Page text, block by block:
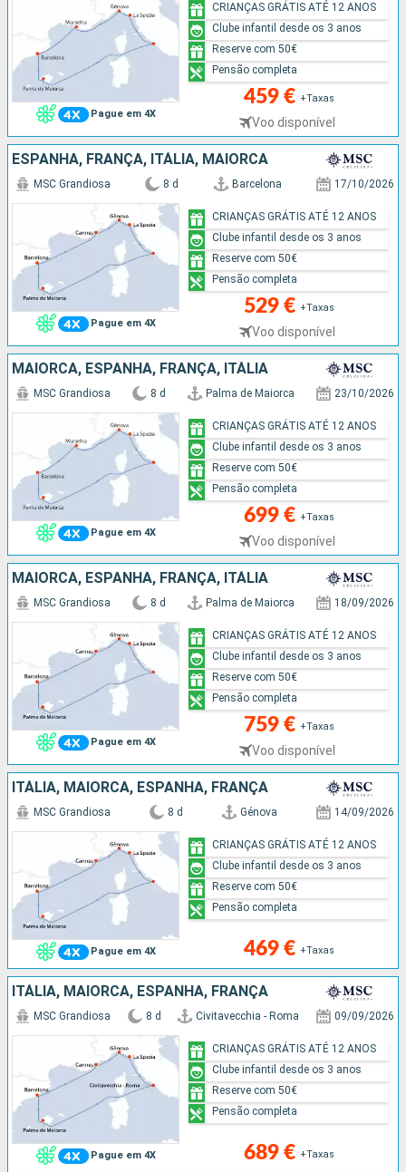
Pague em 4X
459 € +Taxas
Voo disponível
CRIANÇAS GRÁTIS ATÉ 12 ANOS
Clube infantil desde os 3 anos
Reserve com 50€
Pensão completa
ESPANHA, FRANÇA, ITÁLIA, MAIORCA
Pague em 4X
MSC Grandiosa 8 d Barcelona 17/10/2026
529 € +Taxas
Voo disponível
CRIANÇAS GRÁTIS ATÉ 12 ANOS
Clube infantil desde os 3 anos
Reserve com 50€
Pensão completa
MAIORCA, ESPANHA, FRANÇA, ITÁLIA
Pague em 4X
MSC Grandiosa 8 d Palma de Maiorca 23/10/2026
699 € +Taxas
Voo disponível
CRIANÇAS GRÁTIS ATÉ 12 ANOS
Clube infantil desde os 3 anos
Reserve com 50€
Pensão completa
MAIORCA, ESPANHA, FRANÇA, ITÁLIA
Pague em 4X
MSC Grandiosa 8 d Palma de Maiorca 18/09/2026
759 € +Taxas
Voo disponível
CRIANÇAS GRÁTIS ATÉ 12 ANOS
Clube infantil desde os 3 anos
Reserve com 50€
Pensão completa
ITÁLIA, MAIORCA, ESPANHA, FRANÇA
Pague em 4X
MSC Grandiosa 8 d Génova 14/09/2026
469 € +Taxas
CRIANÇAS GRÁTIS ATÉ 12 ANOS
Clube infantil desde os 3 anos
Reserve com 50€
Pensão completa
ITÁLIA, MAIORCA, ESPANHA, FRANÇA
Pague em 4X
MSC Grandiosa 8 d Civitavecchia - Roma 09/09/2026
689 € +Taxas
CRIANÇAS GRÁTIS ATÉ 12 ANOS
Clube infantil desde os 3 anos
Reserve com 50€
Pensão completa